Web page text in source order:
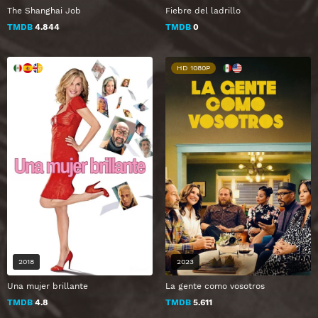
The Shanghai Job
TMDB 4.844
Fiebre del ladrillo
TMDB 0
Una mujer brillante
TMDB 4.8
2018
La gente como vosotros
TMDB 5.611
HD 1080P
2023